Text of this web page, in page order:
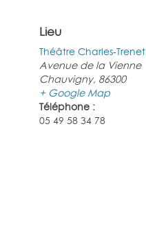
Lieu
Théâtre Charles-Trenet
Avenue de la Vienne
Chauvigny, 86300
+ Google Map
Téléphone :
05 49 58 34 78